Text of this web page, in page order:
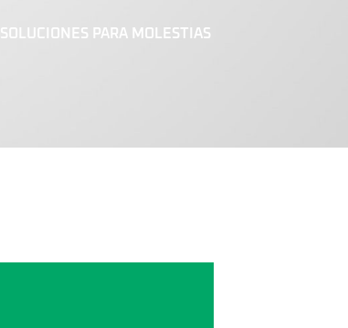
SOLUCIONES PARA MOLESTIAS